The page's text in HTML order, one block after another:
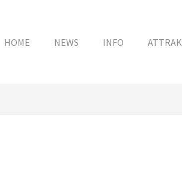
HOME NEWS INFO